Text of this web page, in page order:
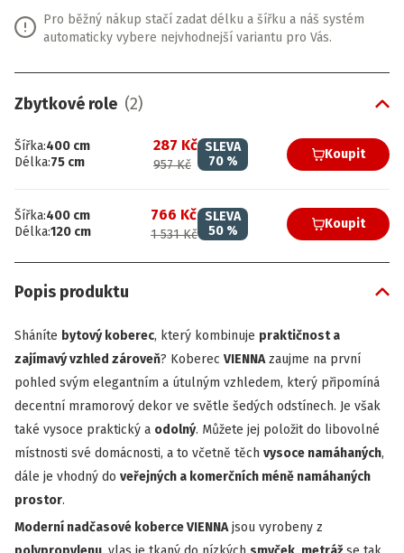
Pro běžný nákup stačí zadat délku a šířku a náš systém
automaticky vybere nejvhodnejší variantu pro Vás.
Zbytkové role (2)
Šířka:400 cm
Délka:75 cm
287 Kč
957 Kč
SLEVA
70% Koupit
Šířka:400 cm
Délka:120 cm
766 Kč
1 531 Kč
SLEVA
50% Koupit
Popis produktu
Sháníte bytový koberec, který kombinuje praktičnost a
zajímavý vzhled zároveň? Koberec VIENNAzaujme na první
pohled svým elegantním a útulným vzhledem, který připomíná
decentní mramorový dekor ve světle šedých odstínech. Je však
také vysoce praktický a odolný. Můžete jej položit do libovolné
místnosti své domácnosti, a to včetně těch vysoce namáhaných,
dále je vhodný do veřejných a komerčních méně namáhaných
prostor.
Moderní nadčasové koberce VIENNAjsou vyrobeny z